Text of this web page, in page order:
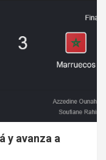
y avanza a